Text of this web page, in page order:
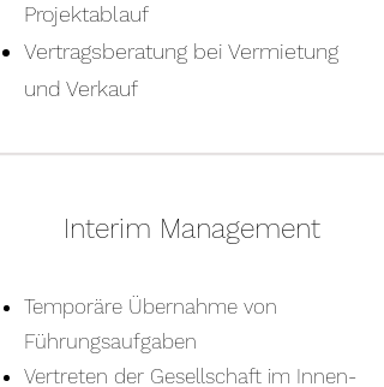
Projektablauf
Vertragsberatung bei Vermietung
und Verkauf
Interim Management
Temporäre Übernahme von
Führungsaufgaben
Vertreten der Gesellschaft im Innen-